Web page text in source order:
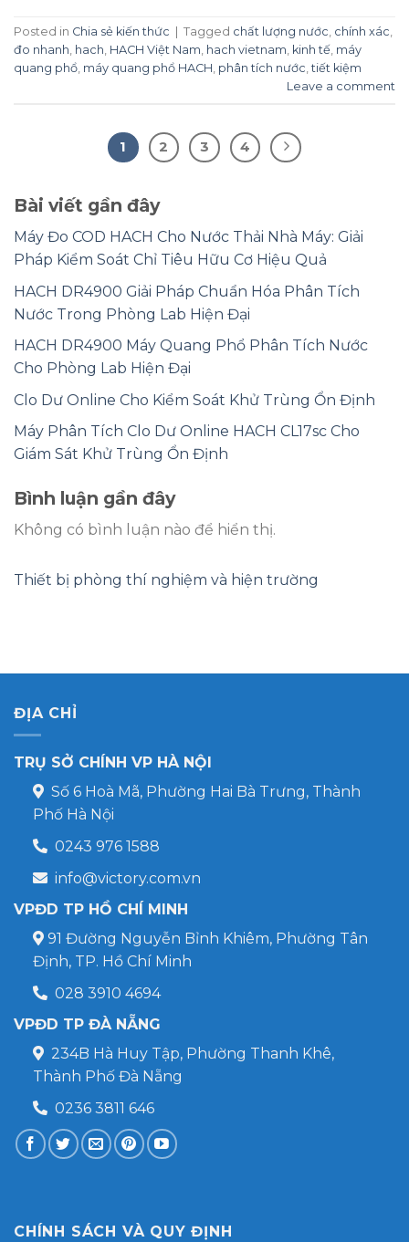
Posted in Chia sẻ kiến thức Tagged chất lượng nước, chính xác,
đo nhanh, hach, HACH Việt Nam, hach vietnam, kinh tế, máy
quang phổ, máy quang phổ HACH, phân tích nước,tiết kiệm
Leave a comment
1 2 3 4
Bài viết gần đây
Máy Đo COD HACH Cho Nước Thải Nhà Máy: Giải
Pháp Kiểm Soát Chỉ Tiêu Hữu Cơ Hiệu Quả
HACH DR4900 Giải Pháp Chuẩn Hóa Phân Tích
Nước Trong Phòng Lab Hiện Đại
HACH DR4900 Máy Quang Phổ Phân Tích Nước
Cho Phòng Lab Hiện Đại
Clo Dư Online Cho Kiểm Soát Khử Trùng Ổn Định
Máy Phân Tích Clo Dư Online HACH CL17sc Cho
Giám Sát Khử Trùng Ổn Định
Bình luận gần đây
Không có bình luận nào để hiển thị.
Thiết bị phòng thí nghiệm và hiện trường
ĐỊA CHỈ
TRỤ SỞ CHÍNH VP HÀ NỘI
Số 6 Hoà Mã, Phường Hai Bà Trưng, Thành
Phố Hà Nội
0243 976 1588
info@victory.com.vn
VPĐD TP HỒ CHÍ MINH
91 Đường Nguyễn Bỉnh Khiêm, Phường Tân
Định, TP. Hồ Chí Minh
028 3910 4694
VPĐD TP ĐÀ NẴNG
234B Hà Huy Tập, Phường Thanh Khê,
Thành Phố Đà Nẵng
0236 3811 646
CHÍNH SÁCH VÀ QUY ĐỊNH